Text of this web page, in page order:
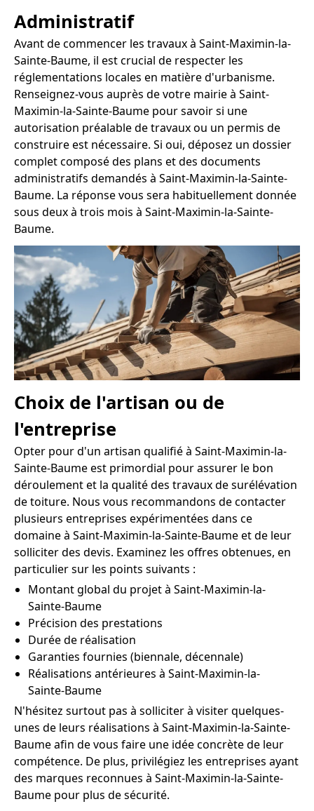
Administratif
Avant de commencer les travaux à Saint-Maximin-la-
Sainte-Baume, il est crucial de respecter les
réglementations locales en matière d'urbanisme.
Renseignez-vous auprès de votre mairie à Saint-
Maximin-la-Sainte-Baume pour savoir si une
autorisation préalable de travaux ou un permis de
construire est nécessaire. Si oui, déposez un dossier
complet composé des plans et des documents
administratifs demandés à Saint-Maximin-la-Sainte-
Baume. La réponse vous sera habituellement donnée
sous deux à trois mois à Saint-Maximin-la-Sainte-
Baume.
Choix de l'artisan ou de
l'entreprise
Opter pour d'un artisan qualifié à Saint-Maximin-la-
Sainte-Baume est primordial pour assurer le bon
déroulement et la qualité des travaux de surélévation
de toiture. Nous vous recommandons de contacter
plusieurs entreprises expérimentées dans ce
domaine à Saint-Maximin-la-Sainte-Baume et de leur
solliciter des devis. Examinez les offres obtenues, en
particulier sur les points suivants :
Montant global du projet à Saint-Maximin-la-
Sainte-Baume
Précision des prestations
Durée de réalisation
Garanties fournies (biennale, décennale)
Réalisations antérieures à Saint-Maximin-la-
Sainte-Baume
N'hésitez surtout pas à solliciter à visiter quelques-
unes de leurs réalisations à Saint-Maximin-la-Sainte-
Baume afin de vous faire une idée concrète de leur
compétence. De plus, privilégiez les entreprises ayant
des marques reconnues à Saint-Maximin-la-Sainte-
Baume pour plus de sécurité.